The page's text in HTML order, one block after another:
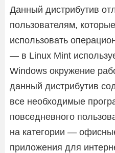
Данный дистрибутив
пользователям,
использовать
— в Linux Mint
Windows окружение
данный дистрибутив
все необходимые
повседневного
на категории —
приложения для